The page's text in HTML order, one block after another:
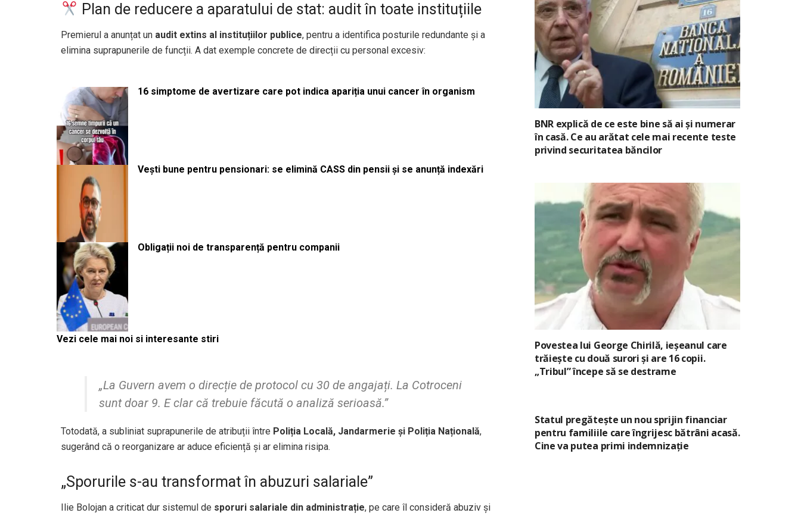
Plan de reducere a aparatului de stat: audit în toate instituțiile
Premierul a anunțat un audit extins al instituțiilor publice, pentru a identifica posturile redundante și a
elimina suprapunerile de funcții. A dat exemple concrete de direcții cu personal excesiv:
16 simptome de avertizare care pot indica apariția unui cancer în organism
Vești bune pentru pensionari: se elimină CASS din pensii și se anunță indexări
Obligații noi de transparență pentru companii
Vezi cele mai noi si interesante stiri
„La Guvern avem o direcție de protocol cu 30 de angajați. La Cotroceni
sunt doar 9. E clar că trebuie făcută o analiză serioasă.”
Totodată, a subliniat suprapunerile de atribuții între Poliția Locală, Jandarmerie și Poliția Națională,
sugerând că o reorganizare ar aduce eficiență și ar elimina risipa.
„Sporurile s-au transformat în abuzuri salariale”
Ilie Bolojan a criticat dur sistemul de sporuri salariale din administrație, pe care îl consideră abuziv și
BNR explică de ce este bine să ai și numerar
în casă. Ce au arătat cele mai recente teste
privind securitatea băncilor
Povestea lui George Chirilă, ieșeanul care
trăiește cu două surori și are 16 copii.
„Tribul” începe să se destrame
Statul pregătește un nou sprijin financiar
pentru familiile care îngrijesc bătrâni acasă.
Cine va putea primi indemnizație